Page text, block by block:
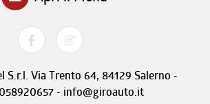
S.r.l. Via Trento 64, 84129 Salerno -
- info@giroauto.it